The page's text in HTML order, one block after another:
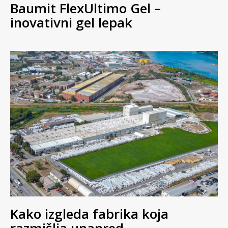
Baumit FlexUltimo Gel –
inovativni gel lepak
Kako izgleda fabrika koja